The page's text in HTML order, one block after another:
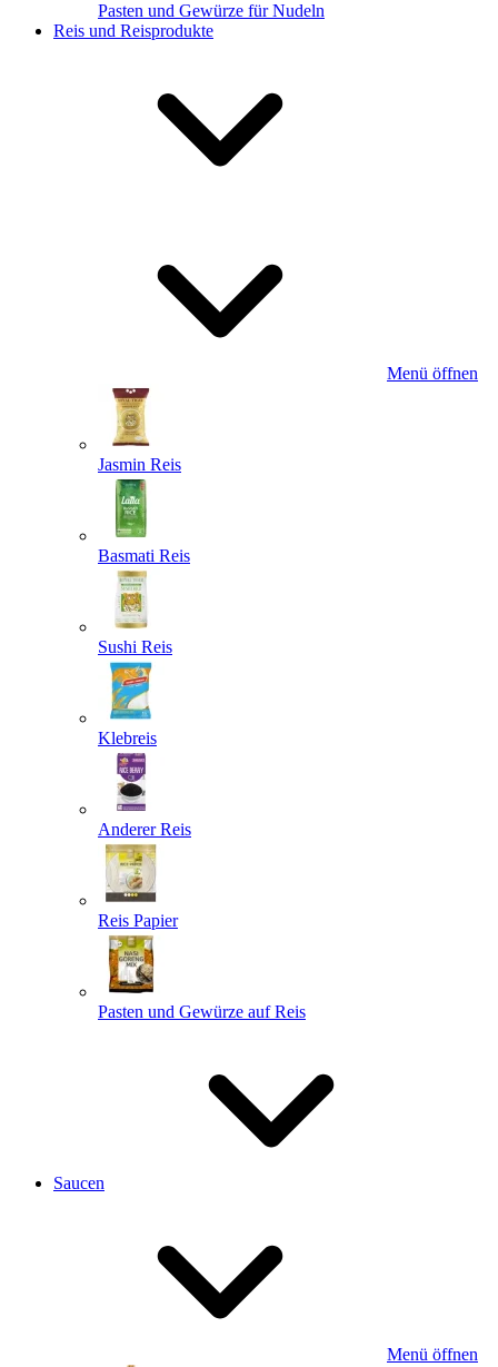
Pasten und Gewürze für Nudeln
Reis und Reisprodukte
Menü öffnen
Jasmin Reis
Basmati Reis
Sushi Reis
Klebreis
Anderer Reis
Reis Papier
Pasten und Gewürze auf Reis
Saucen
Menü öffnen